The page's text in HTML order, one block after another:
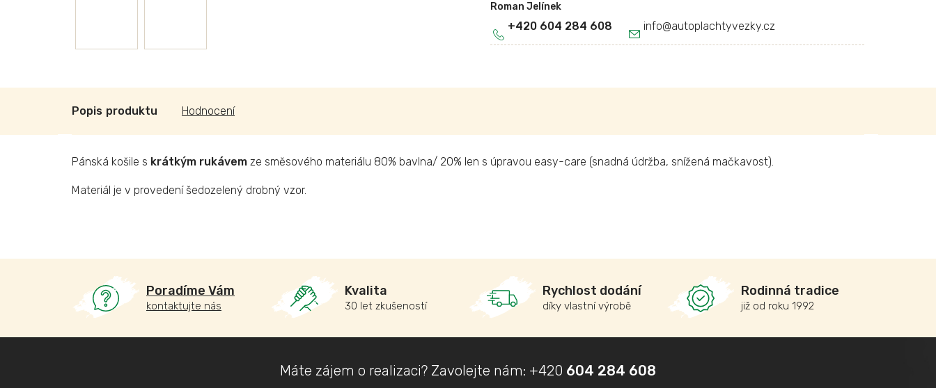
Roman Jelínek
info@autoplachtyvezky.cz
+420 604 284 608
Poradíme Vám
kontaktujte nás
Kvalita
30 let zkušeností
Rychlost dodání
díky vlastní výrobě
Rodinná tradice
již od roku 1992
Popis Hodnocení
Pánská košile s krátkým rukávem ze směsového materiálu 80% bavlna/ 20% len s úpravou easy-care (snadná údržba, snížená mačkavost).
Materiál je v provedení šedozelený drobný vzor.
Máte zájem o realizaci? Zavolejte nám: +420 604 284 608